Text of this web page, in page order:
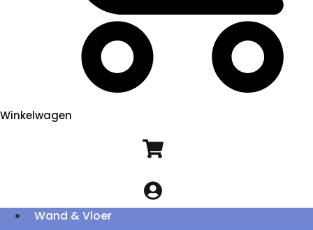
Winkelwagen
Wand & Vloer